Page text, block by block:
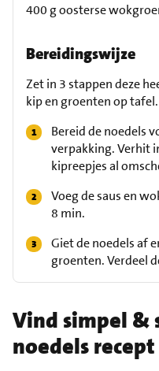
400 g oosterse
Bereidingswijze
Zet in 3 stappen deze
kip en groenten op tafel.
Bereid de noedels
verpakking. Verhit
kipreepjes al
Voeg de saus en
8 min.
Giet de noedels af
groenten. Verdeel
Vind simpel &
noedels recept